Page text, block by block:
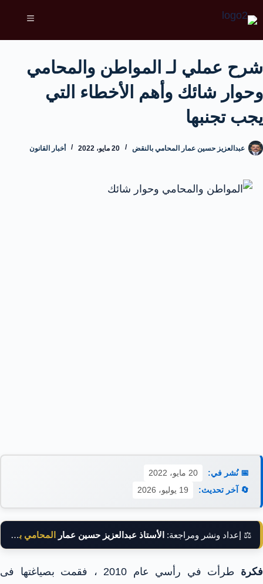
شرح عملي لـ المواطن والمحامي
وحوار شائك وأهم الأخطاء التي
يجب تجنبها
عبدالعزيز حسين عمار المحامي بالنقض 20 مايو، 2022 أخبار القانون
📅 نُشر في:
20 مايو، 2022
🔄 آخر تحديث:
19 يوليو، 2026
⚖️ إعداد ونشر ومراجعة: الأستاذ عبدالعزيز حسين عمار المحامي بالنقض
فكرة
طرأت في رأسي عام 2010 ، فقمت بصياغتها فى